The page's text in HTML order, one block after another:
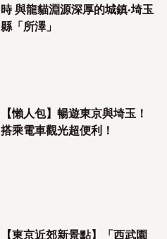
時 與龍貓淵源深厚的城鎮‧埼玉
縣「所澤」
【懶人包】暢遊東京與埼玉！
搭乘電車觀光超便利！
【東京近郊新景點】「西武園